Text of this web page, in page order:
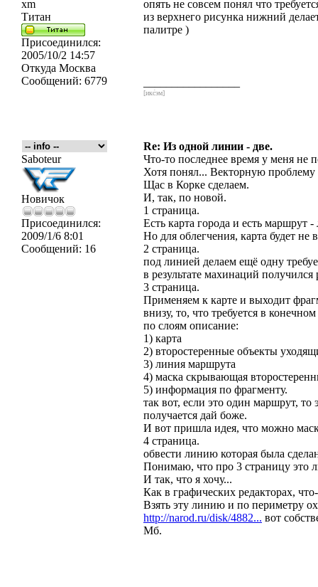
xm
Титан
Присоединился:
2005/10/2 14:57
Откуда Москва
Сообщений: 6779
опять не совсем понял что
из верхнего рисунка нижний
палитре )
[икс́эм]
Re: Из одной линии - две.
Saboteur
Новичок
Присоединился:
2009/1/6 8:01
Сообщений: 16
Что-то последнее время у меня не
Хотя понял... Векторную
Щас в Корке сделаем.
И, так, по новой.
1 страница.
Есть карта города и есть маршрут
Но для облегчения, карта будет не
2 страница.
под линией делаем ещё одну
в результате махинаций
3 страница.
Применяем к карте и выходит
внизу, то, что требуется в конечном
по слоям описание:
1) карта
2) второстеренные объекты
3) линия маршрута
4) маска скрывающая
5) информация по фрагменту.
так вот, если это один маршрут, то
получается дай боже.
И вот пришла идея, что можно
4 страница.
обвести линию которая была
Понимаю, что про 3 страницу это
И так, что я хочу...
Как в графических редакторах,
Взять эту линию и по периметру
http://narod.ru/disk/4882... вот
Мб.